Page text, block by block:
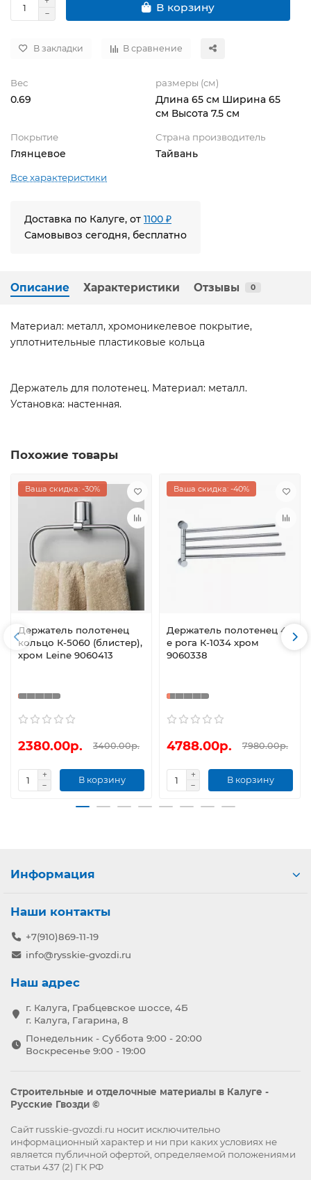
В корзину
В закладки В сравнение
Вес
0.69
размеры (см)
Длина 65 см Ширина 65
см Высота 7.5 см
Покрытие
Глянцевое
Страна производитель
Тайвань
Все характеристики
Доставка по Калуге, от 1100 ₽
Самовывоз сегодня, бесплатно
Описание Характеристики Отзывы 0
Материал: металл, хромоникелевое покрытие,
уплотнительные пластиковые кольца
Держатель для полотенец. Материал: металл.
Установка: настенная.
Похожие товары
Ваша скидка: -30%
Держатель полотенец
кольцо К-5060 (блистер),
хром Leine 9060413
2380.00р. 3400.00р.
В корзину
Ваша скидка: -40%
Держатель полотенец 4-
е рога К-1034 хром
9060338
4788.00р. 7980.00р.
В корзину
Информация
Наши контакты
+7(910)869-11-19
info@rysskie-gvozdi.ru
Наш адрес
г. Калуга, Грабцевское шоссе, 4Б
г. Калуга, Гагарина, 8
Понедельник - Суббота 9:00 - 20:00
Воскресенье 9:00 - 19:00
Строительные и отделочные материалы в Калуге -
Русские Гвозди ©
Сайт russkie-gvozdi.ru носит исключительно
информационный характер и ни при каких условиях не
является публичной офертой, определяемой положениями
статьи 437 (2) ГК РФ